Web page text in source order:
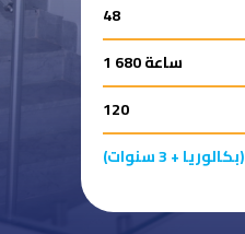
48
ساعة 680 1
120
(بكالوريا + 3 سنوات)